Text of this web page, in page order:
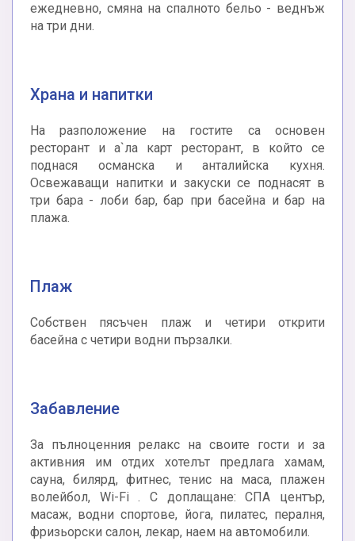
ежедневно, смяна на спалното бельо - веднъж
на три дни.
Храна и напитки
На разположение на гостите са основен
ресторант и а`ла карт ресторант, в който се
поднася османска и анталийска кухня.
Освежаващи напитки и закуски се поднасят в
три бара - лоби бар, бар при басейна и бар на
плажа.
Плаж
Собствен пясъчен плаж и четири открити
басейна с четири водни пързалки.
Забавление
За пълноценния релакс на своите гости и за
активния им отдих хотелът предлага хамам,
сауна, билярд, фитнес, тенис на маса, плажен
волейбол, Wi-Fi . С доплащане: СПА център,
масаж, водни спортове, йога, пилатес, пералня,
фризьорски салон, лекар, наем на автомобили.